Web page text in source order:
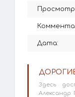
Дата:
Здесь
Александр